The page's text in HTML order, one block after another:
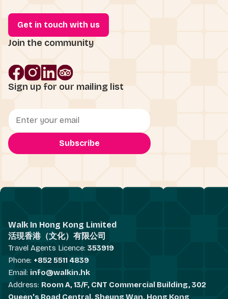
Get in touch with us
Join the community
Sign up for our mailing list
Walk In Hong Kong Limited
活現香港（文化）有限公司
Travel Agents Licence: 353919
Phone: +852 5511 4839
Email: info@walkin.hk
Address: Room A, 13/F, CNT Commercial Building, 302
Queen's Road Central, Sheung Wan, Hong Kong